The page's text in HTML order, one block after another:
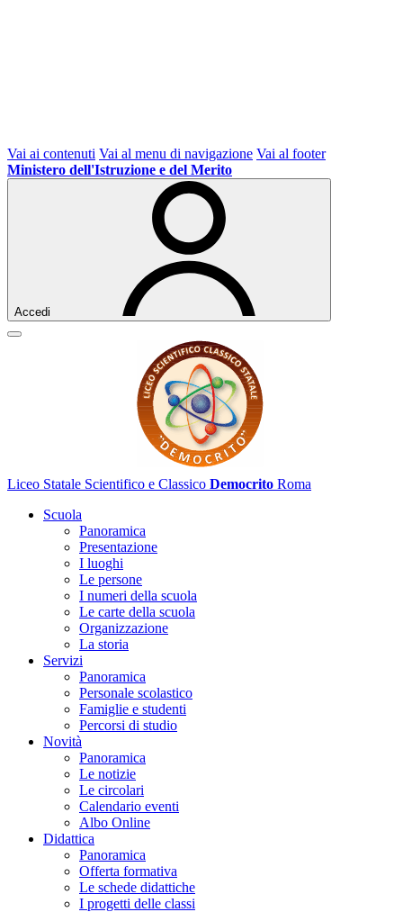
Vai ai contenuti Vai al menu di navigazione Vai al footer
Ministero dell'Istruzione e del Merito
Accedi
Liceo Statale Scientifico e Classico Democrito Roma
Scuola
Panoramica
Presentazione
I luoghi
Le persone
I numeri della scuola
Le carte della scuola
Organizzazione
La storia
Servizi
Panoramica
Personale scolastico
Famiglie e studenti
Percorsi di studio
Novità
Panoramica
Le notizie
Le circolari
Calendario eventi
Albo Online
Didattica
Panoramica
Offerta formativa
Le schede didattiche
I progetti delle classi